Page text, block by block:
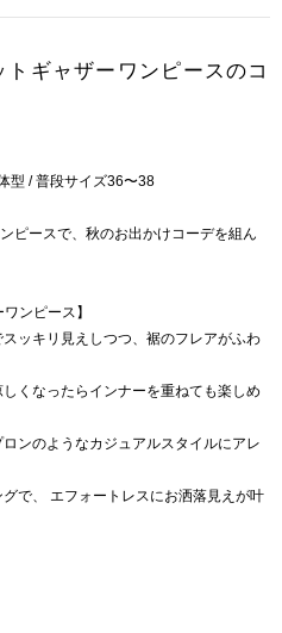
ギャザーワンピースのコ
型 / 普段サイズ36〜38
ピースで、秋のお出かけコーデを組ん
ンピース】
ッキリ見えしつつ、裾のフレアがふわ
くなったらインナーを重ねても楽しめ
ンのようなカジュアルスタイルにアレ
で、 エフォートレスにお洒落見えが叶